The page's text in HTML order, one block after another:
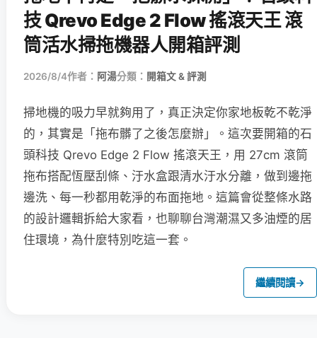
技 Qrevo Edge 2 Flow 搖滾天王 滾
筒活水掃拖機器人開箱評測
2026/8/4作者： 阿湯分類： 開箱文 & 評測
掃地機的吸力早就夠用了，真正決定你家地板乾不乾淨
的，其實是「拖布髒了之後怎麼辦」。這次要開箱的石
頭科技 Qrevo Edge 2 Flow 搖滾天王，用 27cm 滾筒
拖布搭配恆壓刮條、汙水盒跟清水汙水分離，做到邊拖
邊洗、每一秒都用乾淨的布面拖地。這篇會從整條水路
的設計邏輯拆給大家看，也聊聊台灣潮濕又多油煙的居
住環境，為什麼特別吃這一套。
繼續閱讀→